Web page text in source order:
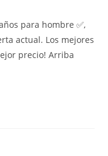
para hombre ✅,
actual. Los mejores
precio! Arriba